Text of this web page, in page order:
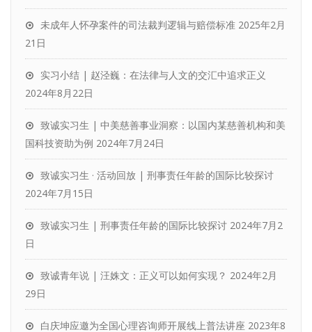
未成年人怀孕案件的司法裁判逻辑与赔偿标准 2025年2月
21日
实习小结 | 赵泾巍：在法律与人文的交汇中追求正义
2024年8月22日
致诚实习生 | 中美慈善事业洞察：以国内某慈善机构和美
国科技资助为例 2024年7月24日
致诚实习生 · 活动回放 | 刑事责任年龄的国际比较探讨
2024年7月15日
致诚实习生 | 刑事责任年龄的国际比较探讨 2024年7月2
日
致诚青年说 | 汪姝文：正义可以如何实现？ 2024年2月
29日
白庆坤应邀为全国心理咨询师开展线上普法讲座 2023年8